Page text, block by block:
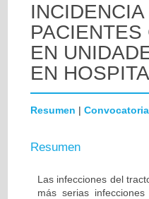
EN
EN
Resumen | Convocatoria
Resumen
Las infecciones del
más serias